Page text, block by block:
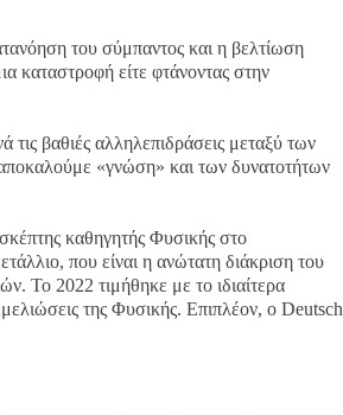
του σύμπαντος και η βελτίωση
καταστροφή είτε φτάνοντας στην
βαθιές αλληλεπιδράσεις μεταξύ των
«γνώση» και των δυνατοτήτων
καθηγητής Φυσικής στο
που είναι η ανώτατη διάκριση του
Το 2022 τιμήθηκε με το ιδιαίτερα
της Φυσικής. Επιπλέον, ο Deutsch